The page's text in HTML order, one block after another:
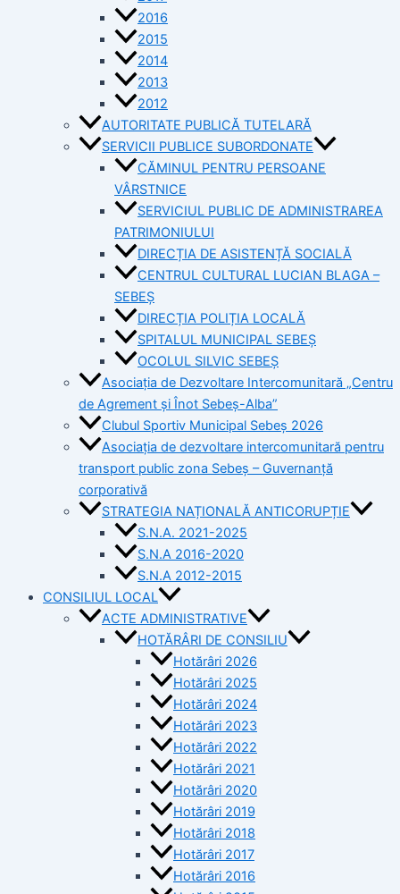
2016
2015
2014
2013
2012
AUTORITATE PUBLICĂ TUTELARĂ
SERVICII PUBLICE SUBORDONATE
CĂMINUL PENTRU PERSOANE
VÂRSTNICE
SERVICIUL PUBLIC DE ADMINISTRAREA
PATRIMONIULUI
DIRECȚIA DE ASISTENȚĂ SOCIALĂ
CENTRUL CULTURAL LUCIAN BLAGA –
SEBEȘ
DIRECȚIA POLIȚIA LOCALĂ
SPITALUL MUNICIPAL SEBEȘ
OCOLUL SILVIC SEBEȘ
Asociația de Dezvoltare Intercomunitară „Centru
de Agrement și Înot Sebeș-Alba”
Clubul Sportiv Municipal Sebeș 2026
Asociația de dezvoltare intercomunitară pentru
transport public zona Sebeș – Guvernanță
corporativă
STRATEGIA NAȚIONALĂ ANTICORUPȚIE
S.N.A. 2021-2025
S.N.A 2016-2020
S.N.A 2012-2015
CONSILIUL LOCAL
ACTE ADMINISTRATIVE
HOTĂRÂRI DE CONSILIU
Hotărâri 2026
Hotărâri 2025
Hotărâri 2024
Hotărâri 2023
Hotărâri 2022
Hotărâri 2021
Hotărâri 2020
Hotărâri 2019
Hotărâri 2018
Hotărâri 2017
Hotărâri 2016